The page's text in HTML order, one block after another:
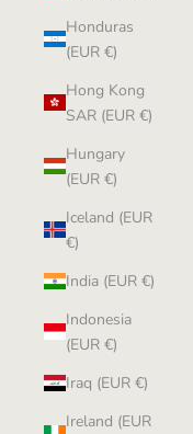
Honduras
(EUR €)
Hong Kong
SAR (EUR €)
Hungary
(EUR €)
Iceland (EUR
€)
India (EUR €)
Indonesia
(EUR €)
Iraq (EUR €)
Ireland (EUR